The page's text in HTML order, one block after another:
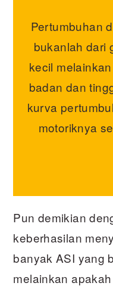
Pertumbuhan
bukanlah dari
kecil
badan dan
kurva
motoriknya
Pun demikian
keberhasilan
banyak ASI yang
melainkan